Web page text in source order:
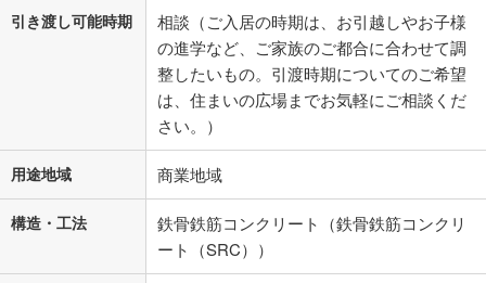
引き渡し可能時期
相談（ご入居の時期は、お引越しやお子様
の進学など、ご家族のご都合に合わせて調
整したいもの。引渡時期についてのご希望
は、住まいの広場までお気軽にご相談くだ
さい。）
用途地域 商業地域
構造・工法
鉄骨鉄筋コンクリート（鉄骨鉄筋コンクリ
ート（SRC））